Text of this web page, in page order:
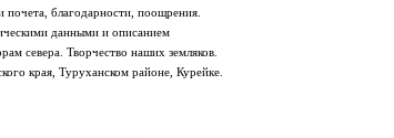
благодарности, поощрения.
данными и описанием
севера. Творчество наших земляков.
края, Туруханском районе, Курейке.